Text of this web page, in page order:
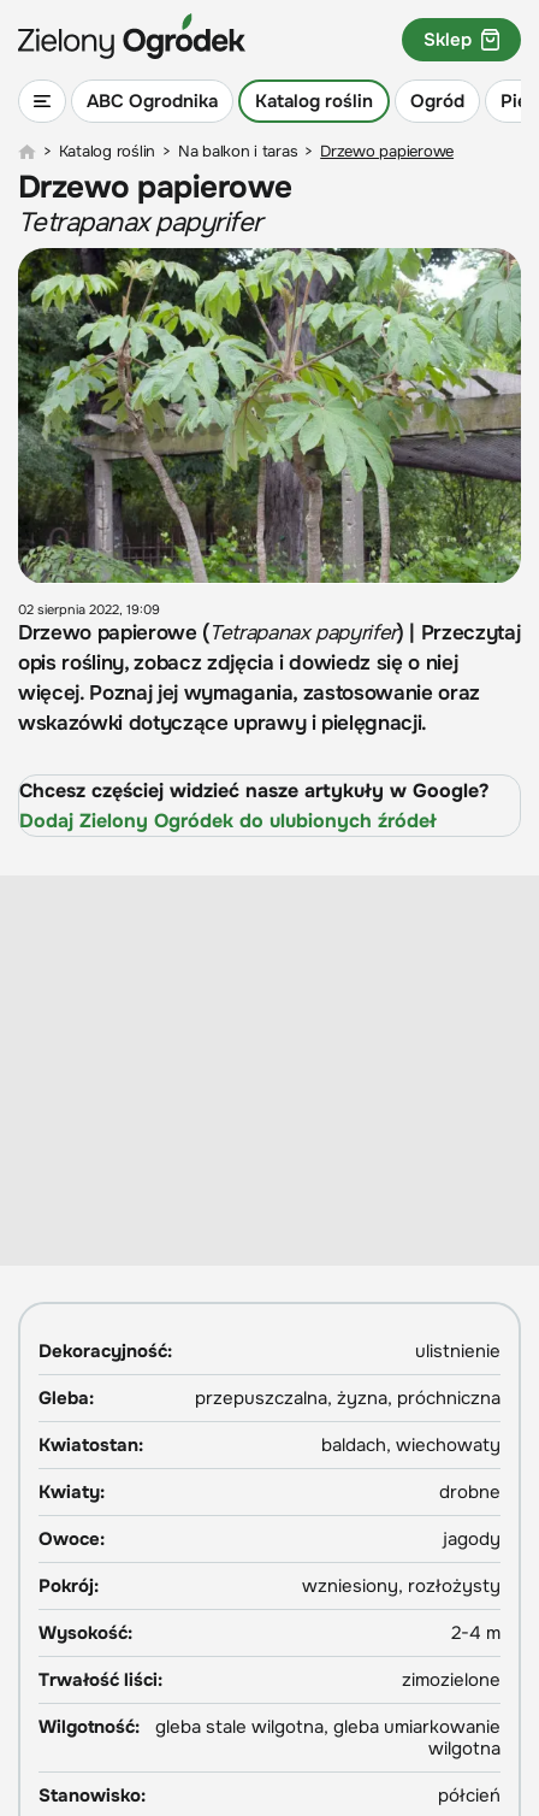
ABC Ogrodnika Katalog roślin Ogród
Sklep
> Katalog roślin > Na balkon i taras > Drzewo papierowe
Drzewo papierowe
Tetrapanax papyrifer
02 sierpnia 2022, 19:09
Drzewo papierowe (Tetrapanax papyrifer) | Przeczytaj
opis rośliny, zobacz zdjęcia i dowiedz się o niej
więcej. Poznaj jej wymagania, zastosowanie oraz
wskazówki dotyczące uprawy i pielęgnacji.
Chcesz częściej widzieć nasze artykuły w Google?
Dodaj Zielony Ogródek do ulubionych źródeł
Dekoracyjność:
ulistnienie
Gleba:
przepuszczalna, żyzna, próchniczna
Kwiatostan:
baldach, wiechowaty
Kwiaty:
drobne
Owoce:
jagody
Pokrój:
wzniesiony, rozłożysty
Wysokość:
2-4 m
Trwałość liści:
zimozielone
Wilgotność:
gleba stale wilgotna, gleba umiarkowanie
wilgotna
Stanowisko:
półcień